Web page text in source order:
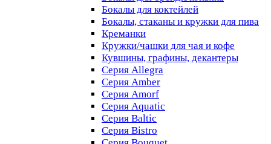
Бокалы для коктейлей
Бокалы, стаканы и кружки для пива
Креманки
Кружки/чашки для чая и кофе
Кувшины, графины, декантеры
Серия Allegra
Серия Amber
Серия Amorf
Серия Aquatic
Серия Baltic
Серия Bistro